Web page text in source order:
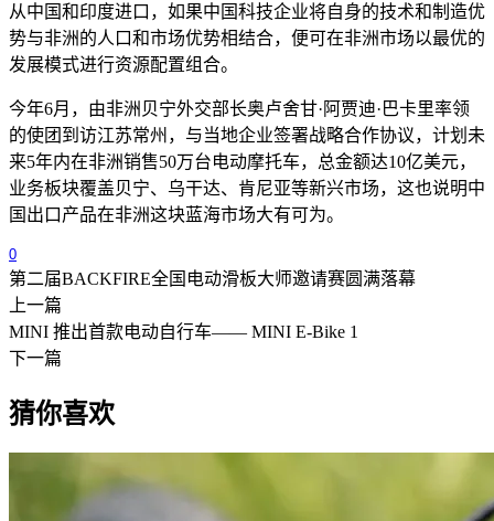
从中国和印度进口，如果中国科技企业将自身的技术和制造优
势与非洲的人口和市场优势相结合，便可在非洲市场以最优的
发展模式进行资源配置组合。
今年6月，由非洲贝宁外交部长奥卢舍甘· 阿贾迪· 巴卡里率领
的使团到访江苏常州，与当地企业签署战略合作协议，计划未
来5年内在非洲销售50万台电动摩托车，总金额达10亿美元，
业务板块覆盖贝宁、乌干达、肯尼亚等新兴市场，这也说明中
国出口产品在非洲这块蓝海市场大有可为。
0
第二届BACKFIRE全国电动滑板大师邀请赛圆满落幕
上一篇
MINI 推出首款电动自行车—— MINI E-Bike 1
下一篇
猜你喜欢